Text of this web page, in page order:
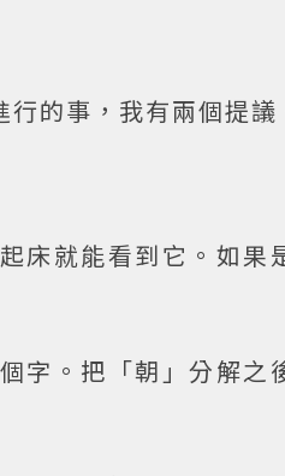
的事，我有兩個提議
床就能看到它。如果
字。把「朝」分解之